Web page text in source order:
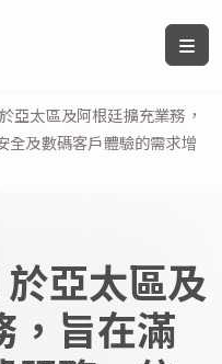
亞太區及阿根廷擴充業務，
全及數碼客戶體驗的需求增
亞太區及
，旨在滿